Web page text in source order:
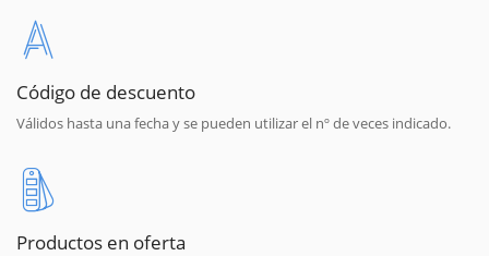
Código de descuento
Válidos hasta una fecha y se pueden utilizar el nº de veces indicado.
Productos en oferta